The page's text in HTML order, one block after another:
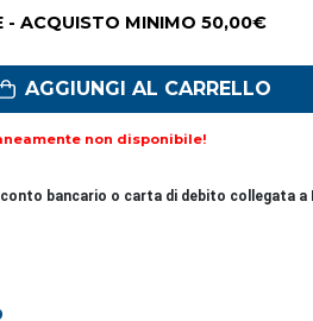
- ACQUISTO MINIMO 50,00€
AGGIUNGI AL CARRELLO
non disponibile!
conto bancario o carta di debito collegata a